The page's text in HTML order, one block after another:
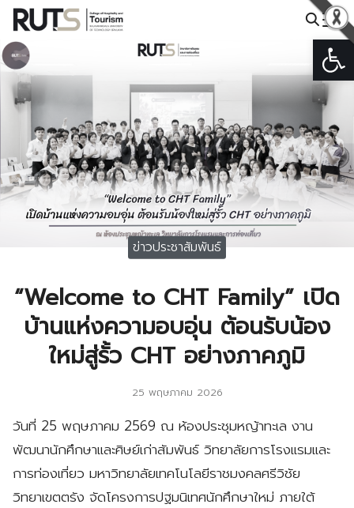
Skip
content
Search
for:
ข่าวประชาสัมพันธ์
“Welcome to CHT Family” เปิด
บ้านแห่งความอบอุ่น ต้อนรับน้อง
ใหม่สู่รั้ว CHT อย่างภาคภูมิ
25 พฤษภาคม 2026
วันที่ 25 พฤษภาคม 2569 ณ ห้องประชุมหญ้าทะเล งาน
พัฒนานักศึกษาและศิษย์เก่าสัมพันธ์ วิทยาลัยการโรงแรมและ
การท่องเที่ยว มหาวิทยาลัยเทคโนโลยีราชมงคลศรีวิชัย
วิทยาเขตตรัง จัดโครงการปฐมนิเทศนักศึกษาใหม่ ภายใต้